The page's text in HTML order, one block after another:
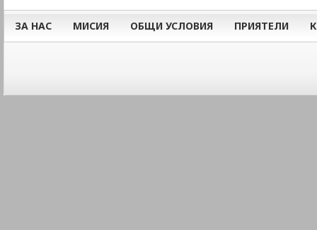
ЗА НАС МИСИЯ ОБЩИ УСЛОВИЯ ПРИЯТЕЛИ